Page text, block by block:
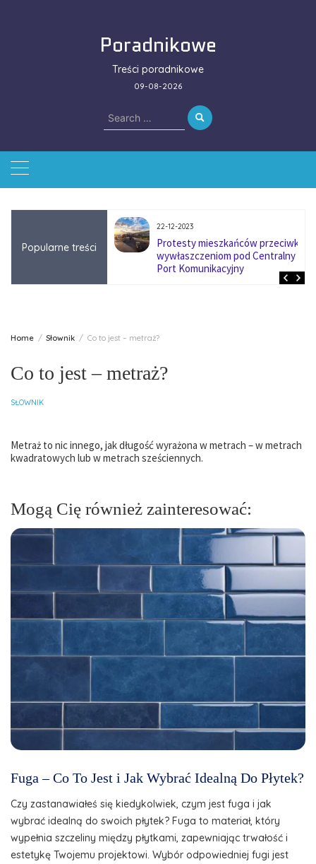
Poradnikowe
Treści poradnikowe
09-08-2026
Search
for:
Popularne treści
się na zmianę
w firmach
22-12-2023
Protesty mieszkańców przeciwko
wywłaszczeniom pod Centralny
Port Komunikacyjny
Home Słownik Co to jest – metraż?
Co to jest – metraż?
SŁOWNIK
Metraż to nic innego, jak długość wyrażona w metrach – w metrach
kwadratowych lub w metrach sześciennych.
Mogą Cię również zainteresować:
Fuga – Co To Jest i Jak Wybrać Idealną Do Płytek?
Czy zastanawiałeś się kiedykolwiek, czym jest fuga i jak
wybrać idealną do swoich płytek? Fuga to materiał, który
wypełnia szczeliny między płytkami, zapewniając trwałość i
estetykę Twojemu projektowi. Wybór odpowiedniej fugi jest